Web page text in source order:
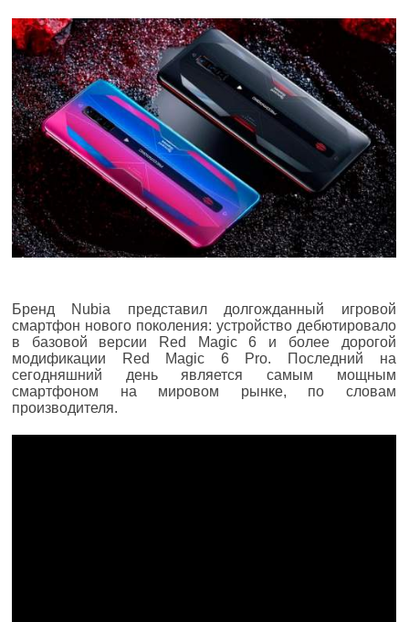
Бренд Nubia представил долгожданный игровой
смартфон нового поколения: устройство дебютировало
в базовой версии Red Magic 6 и более дорогой
модификации Red Magic 6 Pro. Последний на
сегодняшний день является самым мощным
смартфоном на мировом рынке, по словам
производителя.